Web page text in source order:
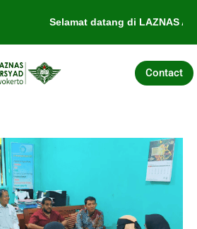
Selamat datang di LAZNAS
Contact